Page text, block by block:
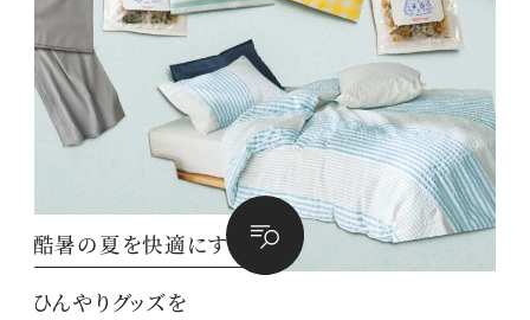
酷暑の夏を快適にする
ひんやりグッズを